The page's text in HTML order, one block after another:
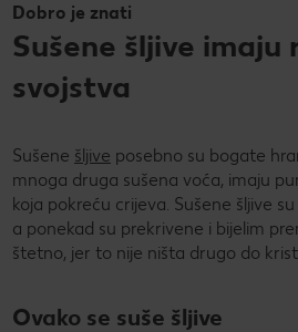
Super poletje (SLO)
Peci s Ivanom: Otkrij recepte i
slastičarke
Dobro je znati
Sušene šljive imaju
svojstva
Sušene šljive posebno su bogate
mnoga druga sušena voća, imaju
koja pokreću crijeva. Sušene šljive
a ponekad su prekrivene i bijelim
štetno, jer to nije ništa drugo do
Ovako se suše šljive